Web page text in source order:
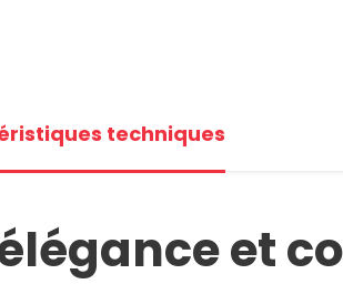
techniques
et